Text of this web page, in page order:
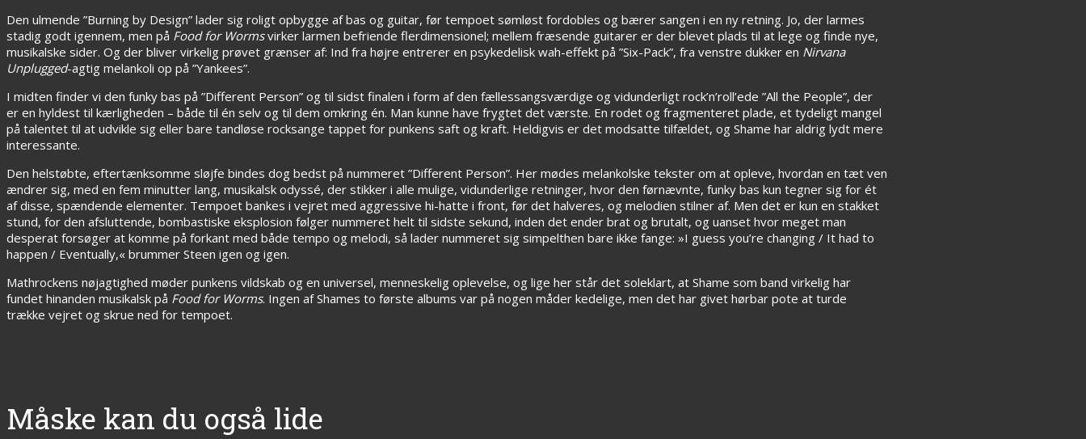
Den ulmende ”Burning by Design” lader sig roligt opbygge af bas og guitar, før tempoet sømløst fordobles og bærer sangen i en ny retning. Jo, der larmes
stadig godt igennem, men på Food for Wormsvirker larmen befriende flerdimensionel; mellem fræsende guitarer er der blevet plads til at lege og finde nye,
musikalske sider. Og der bliver virkelig prøvet grænser af: Ind fra højre entrerer en psykedelisk wah-effekt på ”Six-Pack”, fra venstre dukker en Nirvana
Unplugged-agtig melankoli op på ”Yankees”.
I midten finder vi den funky bas på ”Different Person” og til sidst finalen i form af den fællessangsværdige og vidunderligt rock’n’roll’ede ”All the People”, der
er en hyldest til kærligheden – både til én selv og til dem omkring én. Man kunne have frygtet det værste. En rodet og fragmenteret plade, et tydeligt mangel
på talentet til at udvikle sig eller bare tandløse rocksange tappet for punkens saft og kraft. Heldigvis er det modsatte tilfældet, og Shame har aldrig lydt mere
interessante.
Den helstøbte, eftertænksomme sløjfe bindes dog bedst på nummeret ”Different Person”. Her mødes melankolske tekster om at opleve, hvordan en tæt ven
ændrer sig, med en fem minutter lang, musikalsk odyssé, der stikker i alle mulige, vidunderlige retninger, hvor den førnævnte, funky bas kun tegner sig for ét
af disse, spændende elementer. Tempoet bankes i vejret med aggressive hi-hatte i front, før det halveres, og melodien stilner af. Men det er kun en stakket
stund, for den afsluttende, bombastiske eksplosion følger nummeret helt til sidste sekund, inden det ender brat og brutalt, og uanset hvor meget man
desperat forsøger at komme på forkant med både tempo og melodi, så lader nummeret sig simpelthen bare ikke fange: »I guess you’re changing / It had to
happen / Eventually,« brummer Steen igen og igen.
Mathrockens nøjagtighed møder punkens vildskab og en universel, menneskelig oplevelse, og lige her står det soleklart, at Shame som band virkelig har
fundet hinanden musikalsk på Food for Worms. Ingen af Shames to første albums var på nogen måder kedelige, men det har givet hørbar pote at turde
trække vejret og skrue ned for tempoet.
Måske kan du også lide